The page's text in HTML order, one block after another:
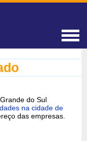
do Sul
na cidade de
das empresas.